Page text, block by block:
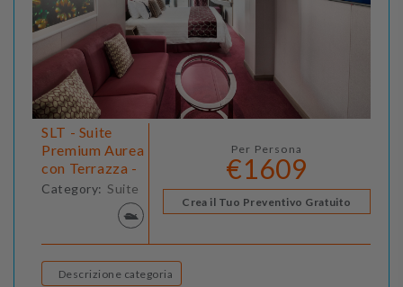
SLT - Suite
Premium Aurea
con Terrazza -
Category: Suite
Per Persona
€1609
Crea il Tuo Preventivo Gratuito
Descrizione categoria